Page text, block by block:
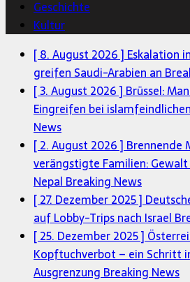
Geschichte
Kultur
[ 8. August 2026 ] Eskalation
greifen Saudi-Arabien an
[ 3. August 2026 ] Brüssel:
Eingreifen bei
News
[ 2. August 2026 ] Brennende
verängstigte Familien:
Nepal Breaking News
[ 27. Dezember 2025 ]
auf Lobby-Trips nach Israel
[ 25. Dezember 2025 ]
Kopftuchverbot – ein Schritt
Ausgrenzung Breaking News